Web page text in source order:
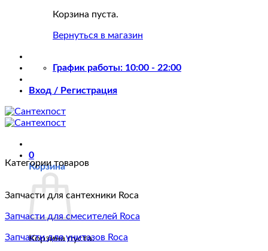
Корзина пуста.
Вернуться в магазин
График работы: 10:00 - 22:00
Вход / Регистрация
0
Корзина
Корзина пуста.
Категории товаров
Запчасти для сантехники Roca
Запчасти для смесителей Roca
Запчасти для унитазов Roca